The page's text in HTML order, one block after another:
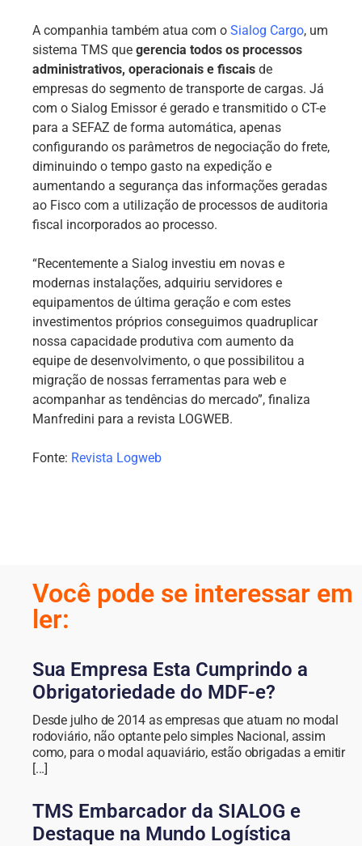
A companhia também atua com o Sialog Cargo, um
sistema TMS que gerencia todos os processos
administrativos, operacionais e fiscais de
empresas do segmento de transporte de cargas. Já
com o Sialog Emissor é gerado e transmitido o CT-e
para a SEFAZ de forma automática, apenas
configurando os parâmetros de negociação do frete,
diminuindo o tempo gasto na expedição e
aumentando a segurança das informações geradas
ao Fisco com a utilização de processos de auditoria
fiscal incorporados ao processo.
“Recentemente a Sialog investiu em novas e
modernas instalações, adquiriu servidores e
equipamentos de última geração e com estes
investimentos próprios conseguimos quadruplicar
nossa capacidade produtiva com aumento da
equipe de desenvolvimento, o que possibilitou a
migração de nossas ferramentas para web e
acompanhar as tendências do mercado”, finaliza
Manfredini para a revista LOGWEB.
Fonte: Revista Logweb
Você pode se interessar em
ler:
Sua Empresa Esta Cumprindo a
Obrigatoriedade do MDF-e?
Desde julho de 2014 as empresas que atuam no modal
rodoviário, não optante pelo simples Nacional, assim
como, para o modal aquaviário, estão obrigadas a emitir
[...]
TMS Embarcador da SIALOG e
Destaque na Mundo Logística